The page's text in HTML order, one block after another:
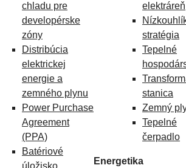
chladu pre
developérske
zóny
Distribúcia
elektrickej
energie a
zemného plynu
Power Purchase
Agreement
(PPA)
Batériové
úložisko
elektráreň
stratégia
Tepelné
stanica
Zemný
Tepelné
čerpadlo
Energetika